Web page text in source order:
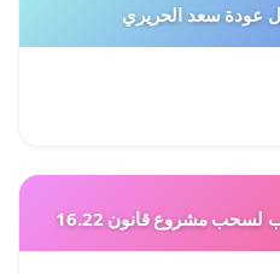
عودة سعد الحريري
مشروع قانون 16.22